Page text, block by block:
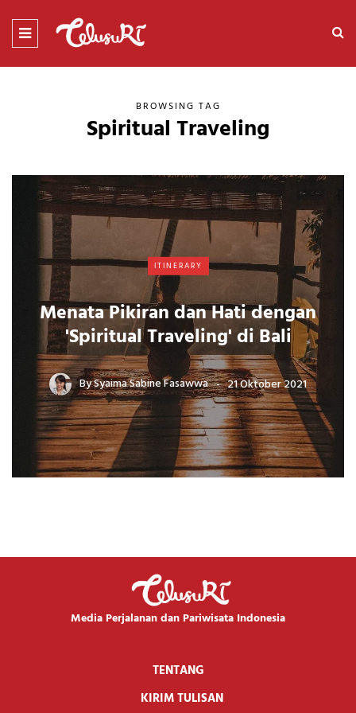
BROWSING TAG
Spiritual Traveling
ITINERARY
Menata Pikiran dan Hati dengan
'Spiritual Traveling' di Bali
BySyaima Sabine Fasawwa 21 Oktober 2021
Media Perjalanan dan Pariwisata Indonesia
TENTANG
KIRIM TULISAN